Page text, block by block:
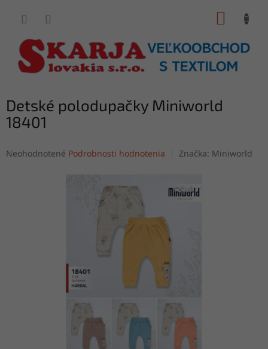
Detské polodupačky Miniworld
18401
Priemerné
Neohodnotené Podrobnosti hodnotenia Značka: Miniworld